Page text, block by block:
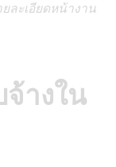
ละเอียดหน้างาน
างใน